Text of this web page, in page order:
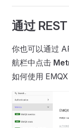
通过
你也可以通过
航栏中点击
如何使用